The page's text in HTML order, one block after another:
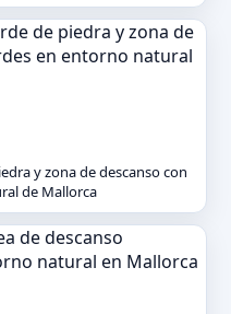
y zona de descanso con
de Mallorca